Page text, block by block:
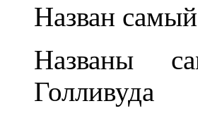
Назван
Названы
Голливуда